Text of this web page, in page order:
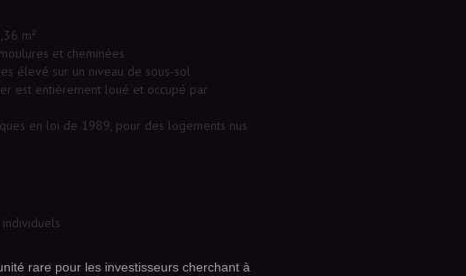
m²
et cheminées
élevé sur un niveau de sous-sol
est entièrement loué et occupé par
en loi de 1989, pour des logements nus
rare pour les investisseurs cherchant à